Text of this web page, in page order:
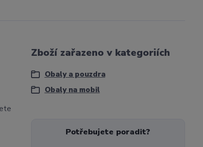
Zboží zařazeno v kategoriích
Obaly a pouzdra
Obaly na mobil
Potřebujete poradit?